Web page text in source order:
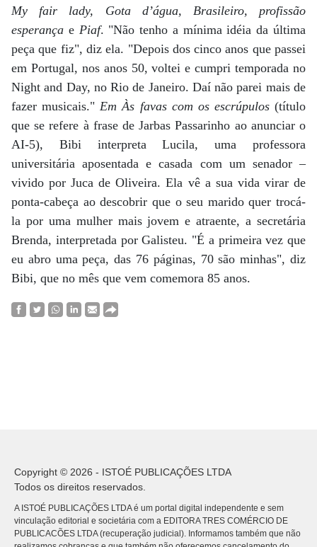
My fair lady, Gota d’água, Brasileiro, profissão
esperança e Piaf. "Não tenho a mínima idéia da última
peça que fiz", diz ela. "Depois dos cinco anos que passei
em Portugal, nos anos 50, voltei e cumpri temporada no
Night and Day, no Rio de Janeiro. Daí não parei mais de
fazer musicais."Em Às favas com os escrúpulos(título
que se refere à frase de Jarbas Passarinho ao anunciar o
AI-5), Bibi interpreta Lucila, uma professora
universitária aposentada e casada com um senador –
vivido por Juca de Oliveira. Ela vê a sua vida virar de
ponta-cabeça ao descobrir que o seu marido quer trocá-
la por uma mulher mais jovem e atraente, a secretária
Brenda, interpretada por Galisteu. "É a primeira vez que
eu abro uma peça, das 76 páginas, 70 são minhas", diz
Bibi, que no mês que vem comemora 85 anos.
Copyright © 2026 - ISTOÉ PUBLICAÇÕES LTDA
Todos os direitos reservados.
A ISTOÉ PUBLICAÇÕES LTDA é um portal digital independente e sem
vinculação editorial e societária com a EDITORA TRES COMÉRCIO DE
PUBLICACÕES LTDA (recuperação judicial). Informamos também que não